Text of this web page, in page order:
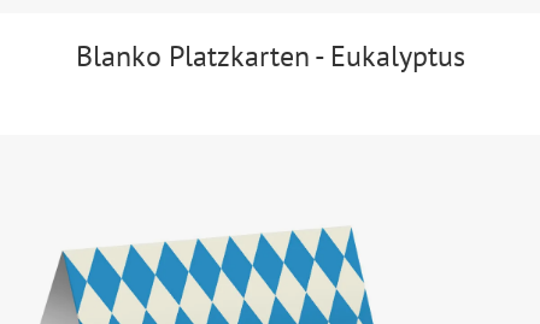
Blanko Platzkarten - Eukalyptus